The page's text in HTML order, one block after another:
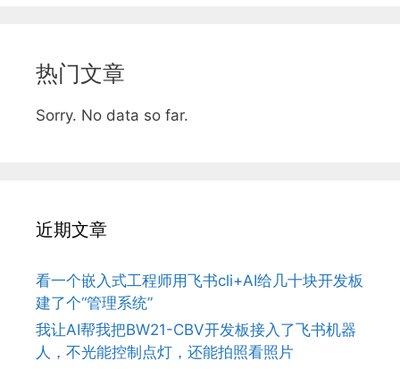
热门文章
Sorry. No data so far.
近期文章
看一个嵌入式工程师用飞书cli+AI给几十块开发板
建了个“管理系统”
我让AI帮我把BW21-CBV开发板接入了飞书机器
人，不光能控制点灯，还能拍照看照片